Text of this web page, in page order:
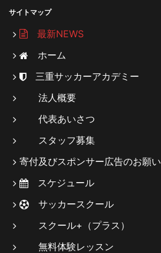
サイトマップ
最新NEWS
ホーム
三重サッカーアカデミー
法人概要
代表あいさつ
スタッフ募集
寄付及びスポンサー広告のお願い
スケジュール
サッカースクール
スクール+（プラス）
無料体験レッスン